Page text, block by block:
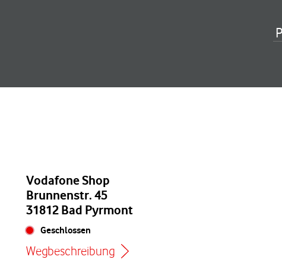
Vodafone Shop
Brunnenstr. 45
31812 Bad Pyrmont
Geschlossen
Wegbeschreibung
Link öffnet in einem neuen Tab